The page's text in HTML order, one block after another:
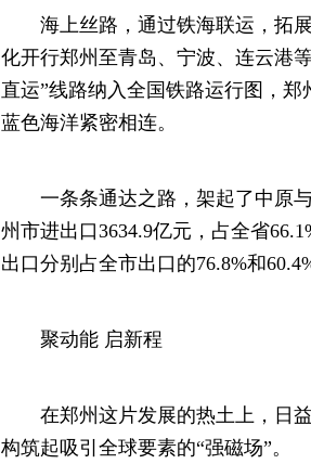
海上丝路，通过铁海联运，拓展
化开行郑州至青岛、宁波、连云港
直运”线路纳入全国铁路运行图，
蓝色海洋紧密相连。
一条条通达之路，架起了中原与
州市进出口3634.9亿元，占全省
出口分别占全市出口的76.8%和
聚动能 启新程
在郑州这片发展的热土上，日益
构筑起吸引全球要素的“强磁场”。